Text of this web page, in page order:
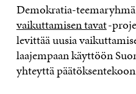
Demokratia-
vaikuttamisen tavat-
levittää uusia
laajempaan käyttöön
yhteyttä